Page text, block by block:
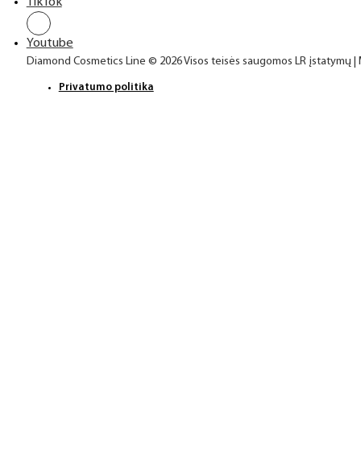
Youtube
Diamond Cosmetics Line © 2026 Visos teisės saugomos LR įstatymų
Privatumo politika